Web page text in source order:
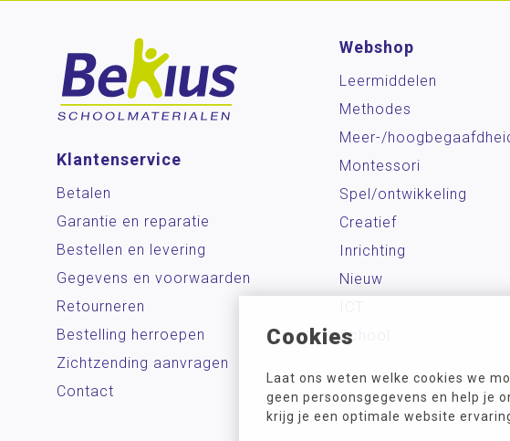
Cookies
Laat ons weten welke cookies we
geen persoonsgegevens en help je
krijg je een optimale website
Klantenservice
Betalen
Garantie en reparatie
Bestellen en levering
Gegevens en voorwaarden
Retourneren
Bestelling herroepen
Zichtzending aanvragen
Contact
Webshop
Leermiddelen
Methodes
Meer-/
Montessori
Spel/ontwikkeling
Creatief
Inrichting
Nieuw
School